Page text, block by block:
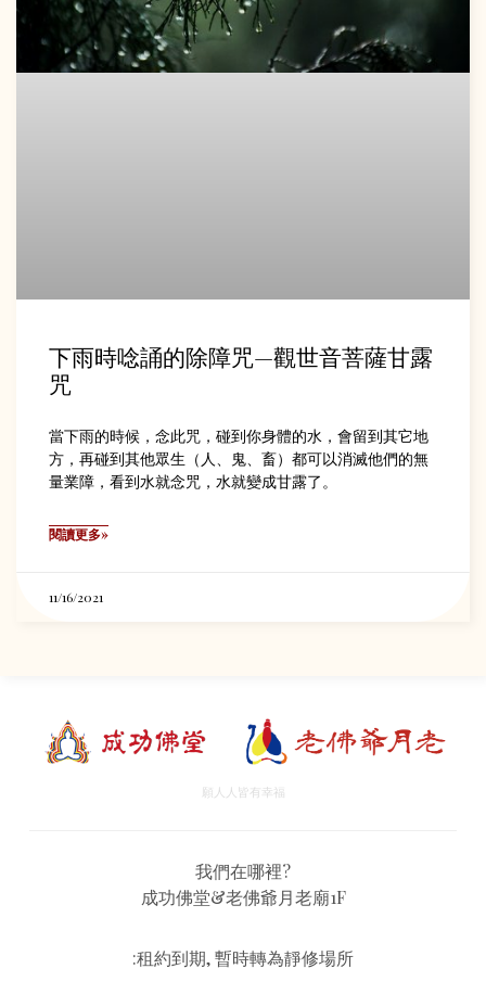
下雨時唸誦的除障咒—觀世音菩薩甘露
咒
當下雨的時候，念此咒，碰到你身體的水，會留到其它地
方，再碰到其他眾生（人、鬼、畜）都可以消滅他們的無
量業障，看到水就念咒，水就變成甘露了。
閱讀更多»
11/16/2021
願人人皆有幸福
我們在哪裡?
成功佛堂&老佛爺月老廟1F
:租約到期, 暫時轉為靜修場所